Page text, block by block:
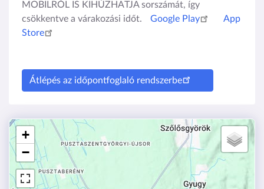
MOBILRÓL IS KIHÚZHATJA sorszámát, így
csökkentve a várakozási időt.
Google Play
App
Store
Átlépés az időpontfoglaló rendszerbe
+
−